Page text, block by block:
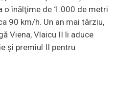
o înălţime de 1.000 de metri
90 km/h. Un an mai târziu,
Viena, Vlaicu II îi aduce
şi premiul II pentru